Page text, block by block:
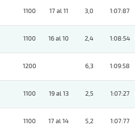
1100 17 al 11 3,0 1:07:87
1100 16 al 10 2,4 1:08:54
1200 6,3 1:09:58
1100 19 al 13 2,5 1:07:27
1100 17 al 14 5,2 1:07:77